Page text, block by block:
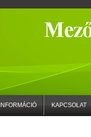
INFORMÁCIÓ KAPCSOLAT